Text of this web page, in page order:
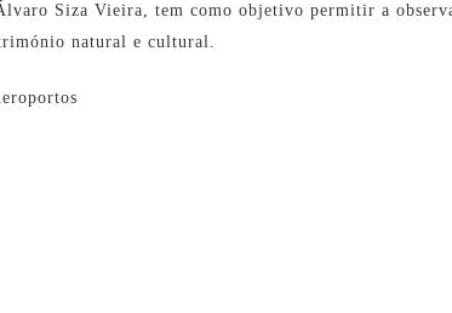
Siza Vieira, tem como objetivo permitir a
natural e cultural.